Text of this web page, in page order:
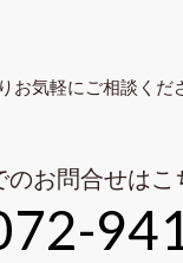
お気軽にご相談くだ
のお問合せはこ